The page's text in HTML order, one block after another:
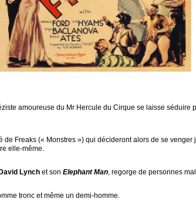
amoureuse du Mr Hercule du Cirque se laisse séduire
de Freaks (« Monstres ») qui décideront alors de se venger
elle-même.
David Lynch et son Elephant Man, regorge de personnes
tronc et même un demi-homme.